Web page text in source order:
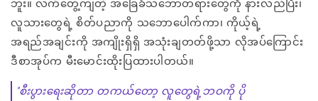
ဘူး။ လက်တွေ့ကျတဲ့ အခြေခံသဘောတရားတွေကို နားလည်ပြီး၊
လူသားတွေရဲ့ စိတ်ပညာကို သဘောပေါက်ကာ၊ ကိုယ့်ရဲ့
အရည်အချင်းကို အကျိုးရှိရှိ အသုံးချတတ်ဖို့သာ လိုအပ်ကြောင်း
ဒီစာအုပ်က မီးမောင်းထိုးပြထားပါတယ်။
"စီးပွားရေးဆိုတာ တကယ်တော့ လူတွေရဲ့ဘဝကို ပို